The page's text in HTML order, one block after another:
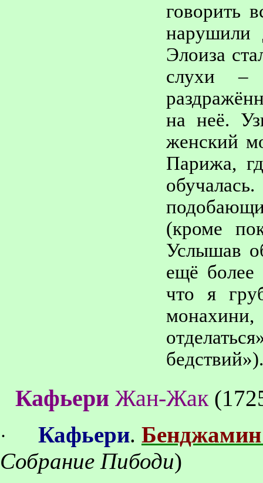
говорить
нарушили
Элоиза
слухи –
на неё.
женский
Парижа,
(кроме
Услышав
ещё более
что я
Кафьери Жан-Жак (
· Кафьери. Бенджамин
Собрание Пибоди)